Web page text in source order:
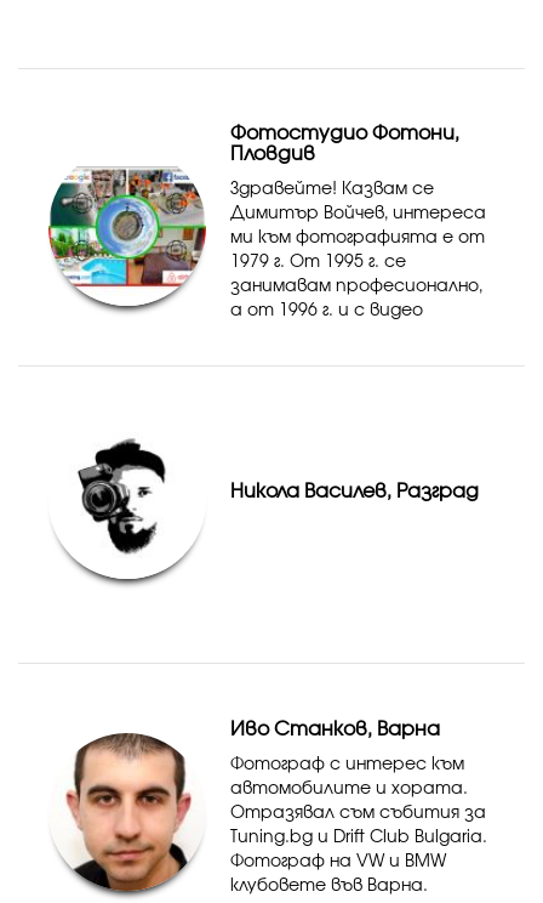
Фотостудио Фотони,
Пловдив
Здравейте! Казвам се
Димитър Войчев, интереса
ми към фотографията е от
1979 г. От 1995 г. се
занимавам професионално,
а от 1996 г. и с видео
Никола Василев, Разград
Иво Станков, Варна
Фотограф с интерес към
автомобилите и хората.
Отразявал съм събития за
Tuning.bg и Drift Club Bulgaria.
Фотограф на VW и BMW
клубовете във Варна.